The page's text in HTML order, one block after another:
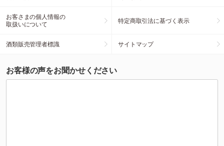
お客さまの個人情報の
取扱いについて
特定商取引法に基づく表示
酒類販売管理者標識 サイトマップ
お客様の声をお聞かせください